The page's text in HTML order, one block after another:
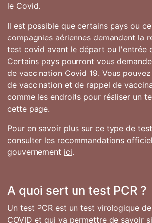
le Covid.
Il est possible que certains pays ou
compagnies aériennes demandent la
test covid avant le départ ou l'entrée
Certains pays pourront vous
de vaccination Covid 19. Vous
de vaccination et de rappel de
comme les endroits pour réaliser un
cette page.
Pour en savoir plus sur ce type de
consulter les recommandations
gouvernement ici.
A quoi sert un test PCR ?
Un test PCR est un test virologique
COVID et qui va permettre de savoir